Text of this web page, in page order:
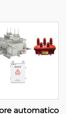
automatico